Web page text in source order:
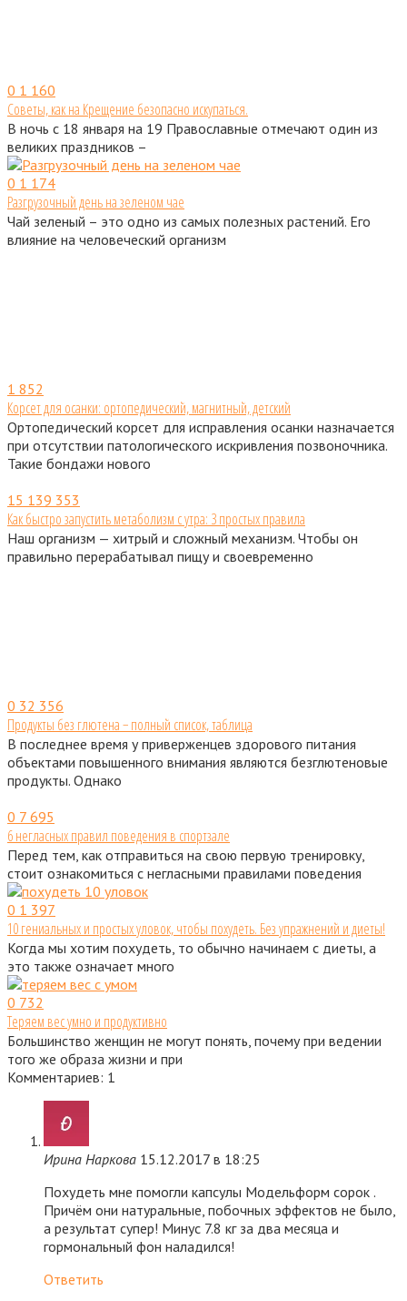
0 1 160
Советы, как на Крещение безопасно искупаться.
В ночь с 18 января на 19 Православные отмечают один из
великих праздников –
0 1 174
Разгрузочный день на зеленом чае
Чай зеленый – это одно из самых полезных растений. Его
влияние на человеческий организм
1 852
Корсет для осанки: ортопедический, магнитный, детский
Ортопедический корсет для исправления осанки назначается
при отсутствии патологического искривления позвоночника.
Такие бондажи нового
15 139 353
Как быстро запустить метаболизм с утра: 3 простых правила
Наш организм — хитрый и сложный механизм. Чтобы он
правильно перерабатывал пищу и своевременно
0 32 356
Продукты без глютена − полный список, таблица
В последнее время у приверженцев здорового питания
объектами повышенного внимания являются безглютеновые
продукты. Однако
0 7 695
6 негласных правил поведения в спортзале
Перед тем, как отправиться на свою первую тренировку,
стоит ознакомиться с негласными правилами поведения
0 1 397
10 гениальных и простых уловок, чтобы похудеть. Без упражнений и диеты!
Когда мы хотим похудеть, то обычно начинаем с диеты, а
это также означает много
0 732
Теряем вес умно и продуктивно
Большинство женщин не могут понять, почему при ведении
того же образа жизни и при
Комментариев: 1
Ирина Наркова 15.12.2017 в 18:25
Похудеть мне помогли капсулы Модельформ сорок .
Причём они натуральные, побочных эффектов не было,
а результат супер! Минус 7.8 кг за два месяца и
гормональный фон наладился!
Ответить